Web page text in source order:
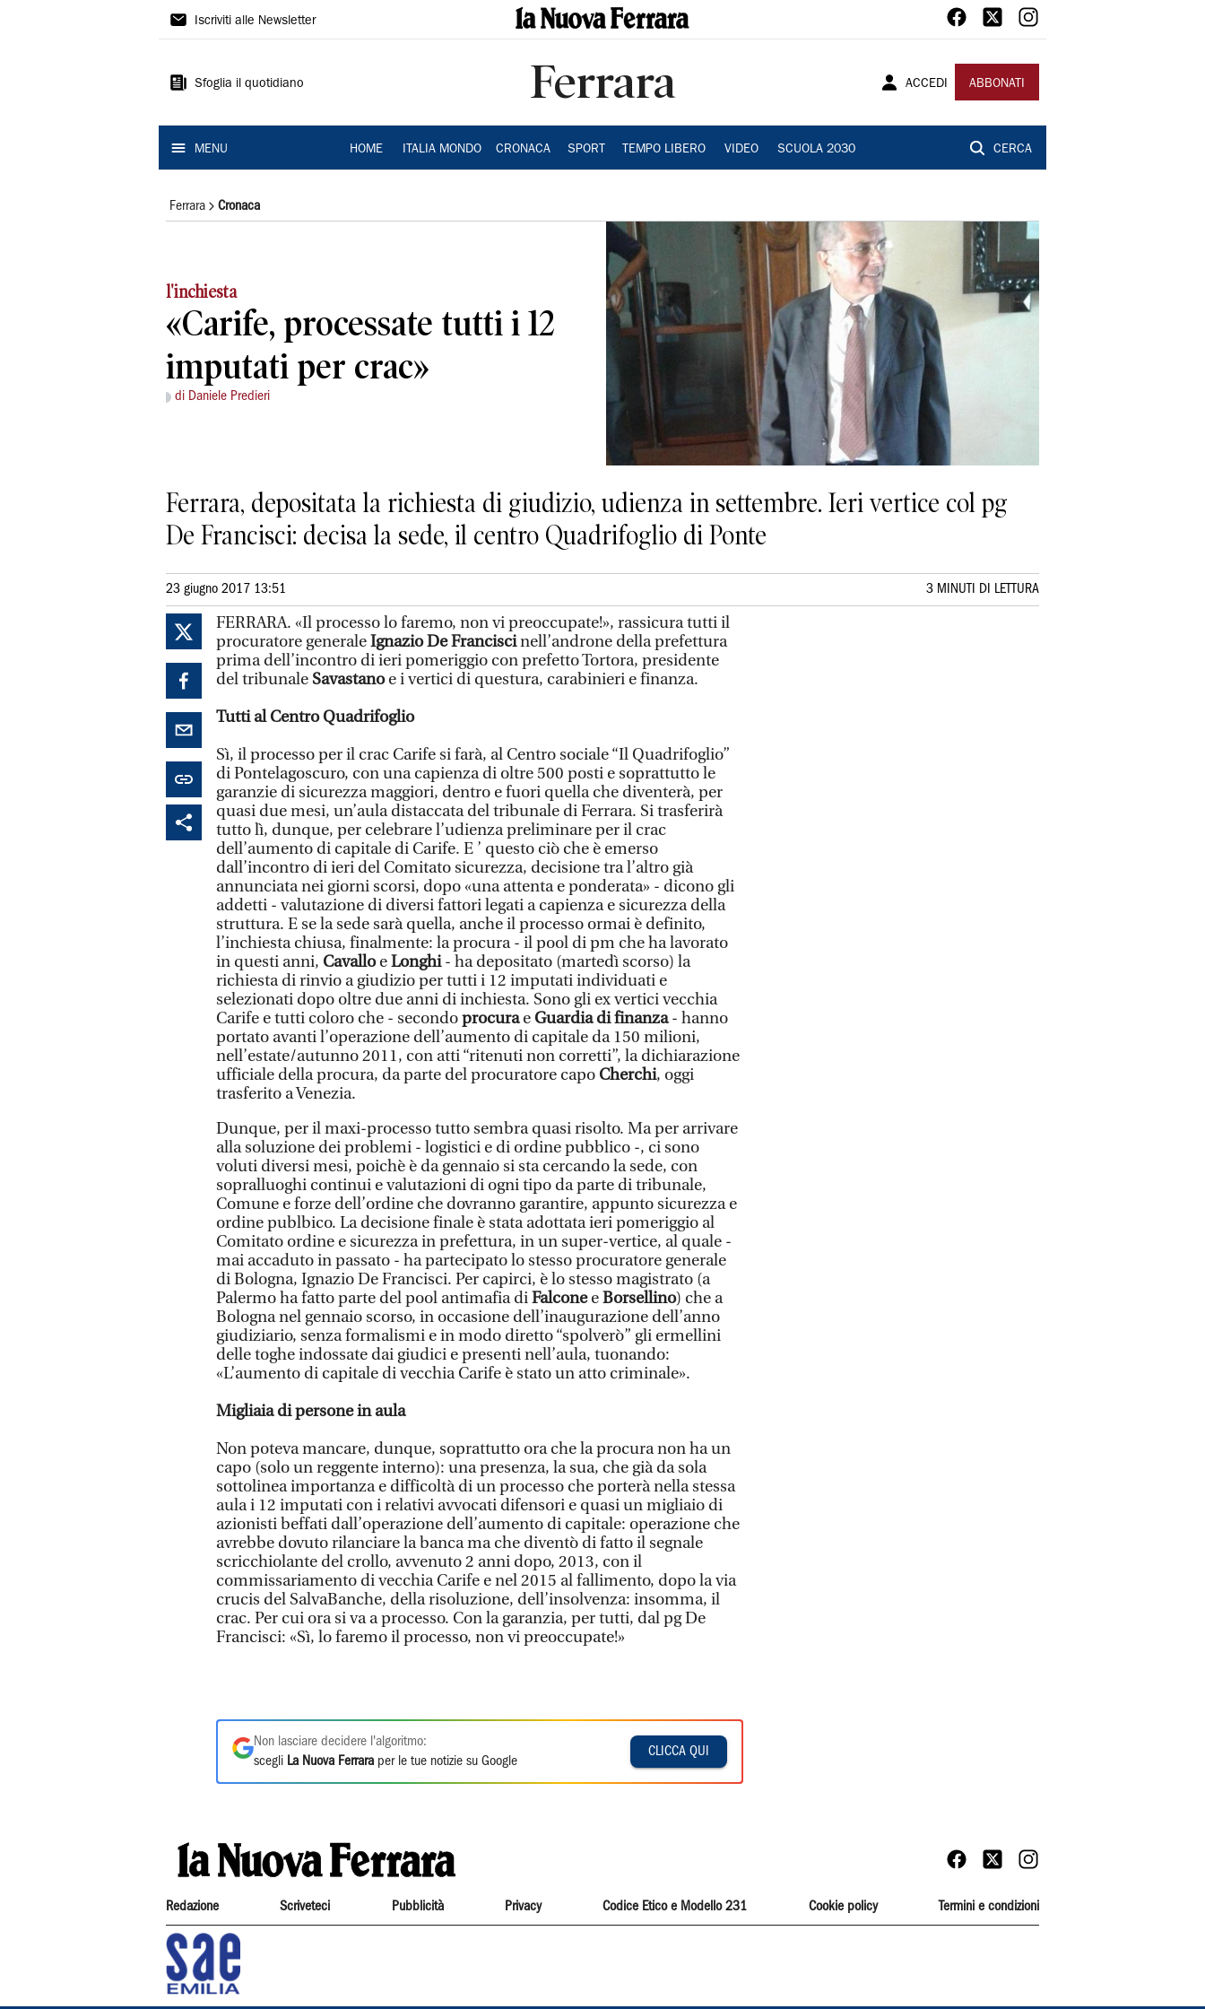
La
Ferrara
Iscriviti alle Newsletter
Sfoglia il quotidiano Ferrara ACCEDI ABBONATI
MENU HOME ITALIA MONDO CRONACA SPORT TEMPO LIBERO VIDEO SCUOLA 2030 CERCA
Ferrara Cronaca
l'inchiesta
«Carife, processate tutti i 12
imputati per crac»
di Daniele Predieri
Ferrara, depositata la richiesta di giudizio, udienza in settembre. Ieri vertice col pg
De Francisci: decisa la sede, il centro Quadrifoglio di Ponte
23 giugno 2017 13:51 3 MINUTI DI LETTURA
FERRARA. «Il processo lo faremo, non vi preoccupate!», rassicura tutti il
procuratore generaleIgnazio De Franciscinell’androne della prefettura
prima dell’incontro di ieri pomeriggio con prefetto Tortora, presidente
del tribunale Savastanoe i vertici di questura, carabinieri e finanza.
Tutti al Centro Quadrifoglio
Sì, il processo per il crac Carife si farà, al Centro sociale “Il Quadrifoglio”
di Pontelagoscuro, con una capienza di oltre 500 posti e soprattutto le
garanzie di sicurezza maggiori, dentro e fuori quella che diventerà, per
quasi due mesi, un’aula distaccata del tribunale di Ferrara. Si trasferirà
tutto lì, dunque, per celebrare l’udienza preliminare per il crac
dell’aumento di capitale di Carife. E ’ questo ciò che è emerso
dall’incontro di ieri del Comitato sicurezza, decisione tra l’altro già
annunciata nei giorni scorsi, dopo «una attenta e ponderata» - dicono gli
addetti - valutazione di diversi fattori legati a capienza e sicurezza della
struttura. E se la sede sarà quella, anche il processo ormai è definito,
l’inchiesta chiusa, finalmente: la procura - il pool di pm che ha lavorato
in questi anni, CavalloeLonghi- ha depositato (martedì scorso) la
richiesta di rinvio a giudizio per tutti i 12 imputati individuati e
selezionati dopo oltre due anni di inchiesta. Sono gli ex vertici vecchia
Carife e tutti coloro che - secondoprocuraeGuardia di finanza- hanno
portato avanti l’operazione dell’aumento di capitale da 150 milioni,
nell’estate/autunno 2011, con atti “ritenuti non corretti”, la dichiarazione
ufficiale della procura, da parte del procuratore capo Cherchi, oggi
trasferito a Venezia.
Dunque, per il maxi-processo tutto sembra quasi risolto. Ma per arrivare
alla soluzione dei problemi - logistici e di ordine pubblico -, ci sono
voluti diversi mesi, poichè è da gennaio si sta cercando la sede, con
sopralluoghi continui e valutazioni di ogni tipo da parte di tribunale,
Comune e forze dell’ordine che dovranno garantire, appunto sicurezza e
ordine publbico. La decisione finale è stata adottata ieri pomeriggio al
Comitato ordine e sicurezza in prefettura, in un super-vertice, al quale -
mai accaduto in passato - ha partecipato lo stesso procuratore generale
di Bologna, Ignazio De Francisci. Per capirci, è lo stesso magistrato (a
Palermo ha fatto parte del pool antimafia diFalconeeBorsellino) che a
Bologna nel gennaio scorso, in occasione dell’inaugurazione dell’anno
giudiziario, senza formalismi e in modo diretto “spolverò” gli ermellini
delle toghe indossate dai giudici e presenti nell’aula, tuonando:
«L’aumento di capitale di vecchia Carife è stato un atto criminale».
Migliaia di persone in aula
Non poteva mancare, dunque, soprattutto ora che la procura non ha un
capo (solo un reggente interno): una presenza, la sua, che già da sola
sottolinea importanza e difficoltà di un processo che porterà nella stessa
aula i 12 imputati con i relativi avvocati difensori e quasi un migliaio di
azionisti beffati dall’operazione dell’aumento di capitale: operazione che
avrebbe dovuto rilanciare la banca ma che diventò di fatto il segnale
scricchiolante del crollo, avvenuto 2 anni dopo, 2013, con il
commissariamento di vecchia Carife e nel 2015 al fallimento, dopo la via
crucis del SalvaBanche, della risoluzione, dell’insolvenza: insomma, il
crac. Per cui ora si va a processo. Con la garanzia, per tutti, dal pg De
Francisci: «Sì, lo faremo il processo, non vi preoccupate!»
Non lasciare decidere l'algoritmo:
scegli La Nuova Ferrara per le tue notizie su Google
CLICCA QUI
Redazione Scriveteci Pubblicità Privacy Codice Etico e Modello 231 Cookie policy Termini e condizioni